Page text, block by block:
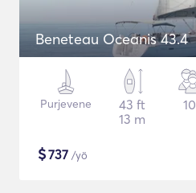
Beneteau Oceanis 43.4
Purjevene
43 ft
13 m
10
$737 /yö